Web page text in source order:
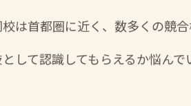
は首都圏に近く、数多くの競
て認識してもらえるか悩んで